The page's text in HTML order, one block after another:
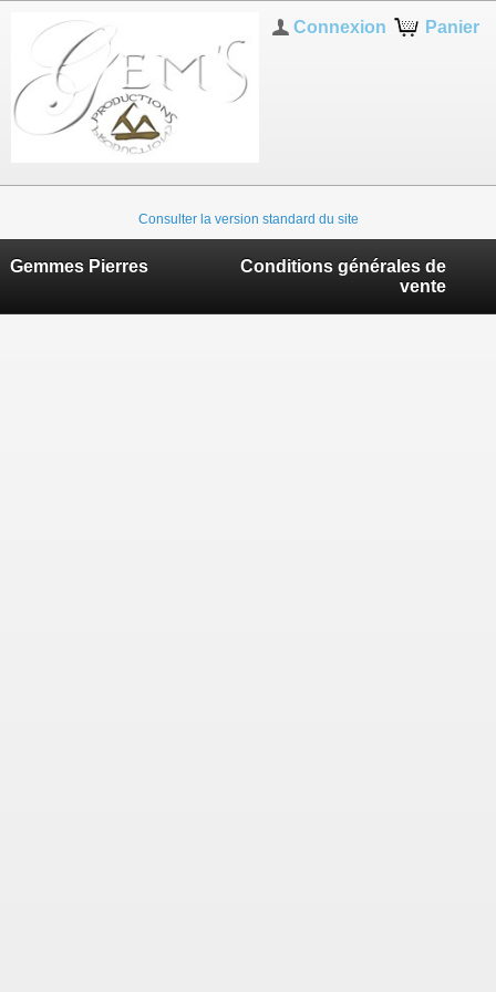
Panier
Connexion
Consulter la version standard du site
Gemmes Pierres
Conditions générales de
vente